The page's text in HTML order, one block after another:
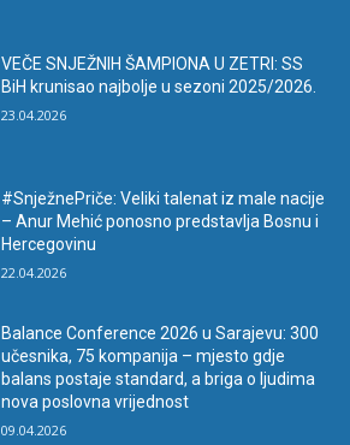
VEČE SNJEŽNIH ŠAMPIONA U ZETRI: SS
BiH krunisao najbolje u sezoni 2025/2026.
23.04.2026
#SnježnePriče: Veliki talenat iz male nacije
– Anur Mehić ponosno predstavlja Bosnu i
Hercegovinu
22.04.2026
Balance Conference 2026 u Sarajevu: 300
učesnika, 75 kompanija – mjesto gdje
balans postaje standard, a briga o ljudima
nova poslovna vrijednost
09.04.2026